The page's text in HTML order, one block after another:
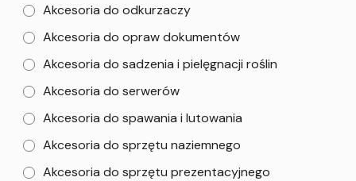
Akcesoria do odkurzaczy
Akcesoria do opraw dokumentów
Akcesoria do sadzenia i pielęgnacji roślin
Akcesoria do serwerów
Akcesoria do spawania i lutowania
Akcesoria do sprzętu naziemnego
Akcesoria do sprzętu prezentacyjnego